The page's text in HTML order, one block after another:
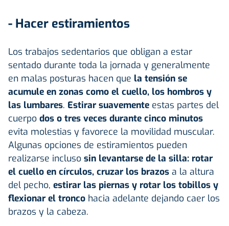
- Hacer estiramientos
Los trabajos sedentarios que obligan a estar
sentado durante toda la jornada y generalmente
en malas posturas hacen que la tensión se
acumule en zonas como el cuello, los hombros y
las lumbares. Estirar suavemente estas partes del
cuerpo dos o tres veces durante cinco minutos
evita molestias y favorece la movilidad muscular.
Algunas opciones de estiramientos pueden
realizarse incluso sin levantarse de la silla: rotar
el cuello en círculos, cruzar los brazos a la altura
del pecho, estirar las piernas y rotar los tobillos y
flexionar el tronco hacia adelante dejando caer los
brazos y la cabeza.